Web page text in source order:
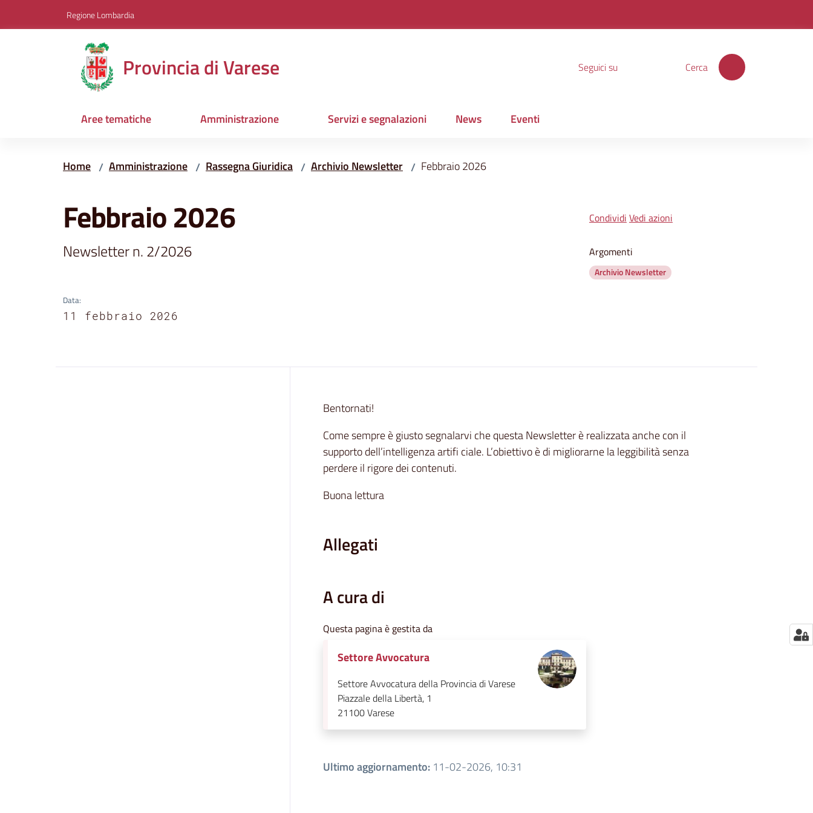
Regione Lombardia
Provincia di Varese Seguici su Cerca
Aree tematiche Amministrazione Servizi e segnalazioni News Eventi
Home / Amministrazione / Rassegna Giuridica / Archivio Newsletter / Febbraio 2026
Febbraio 2026
Newsletter n. 2/2026
Data:
11 febbraio 2026
Condividi Vedi azioni
Argomenti
Archivio Newsletter
Contenuto
Bentornati!
Come sempre è giusto segnalarvi che questa Newsletter è realizzata anche con il
supporto dell’intelligenza artifi ciale. L’obiettivo è di migliorarne la leggibilità senza
perdere il rigore dei contenuti.
Buona lettura
Allegati
A cura di
Questa pagina è gestita da
Settore Avvocatura
Settore Avvocatura della Provincia di Varese
Piazzale della Libertà, 1
21100Varese
Ultimo aggiornamento: 11-02-2026, 10:31